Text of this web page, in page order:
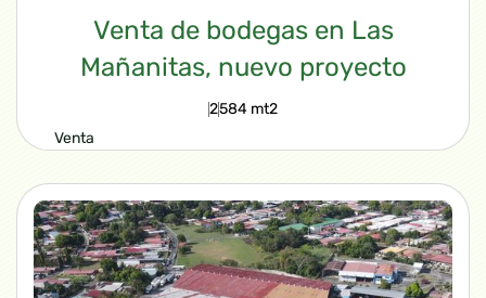
Venta de bodegas en Las
Mañanitas, nuevo proyecto
2584 mt2
$650,000.00
VIEW PROPERTY
Venta